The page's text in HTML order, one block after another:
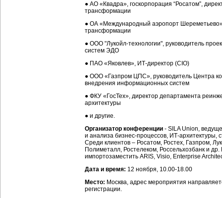
● АО «Квадра», госкорпорация “Росатом”,
трансформации
● ОА «Международный аэропорт
трансформации
● ООО "Лукойл-технологии", руководитель
систем ЭДО
● ПАО «Яковлев», ИТ-директор (CIO)
● ООО «Газпром ЦПС», руководитель Центра
внедрения информационных систем
● ФКУ «ГосТех», директор департамента
архитектуры
● и другие.
Организатор конференции - SILA Union,
и анализа бизнес-процессов, ИТ-архитектуры,
Среди клиентов – Росатом, Ростех, Газпром,
Полиметалл, Ростелеком, Россельхозбанк и
импортозаместить ARIS, Visio, Enterprise
Дата и время: 12 ноября, 10.00-18.00
Место: Москва, адрес мероприятия
регистрации.